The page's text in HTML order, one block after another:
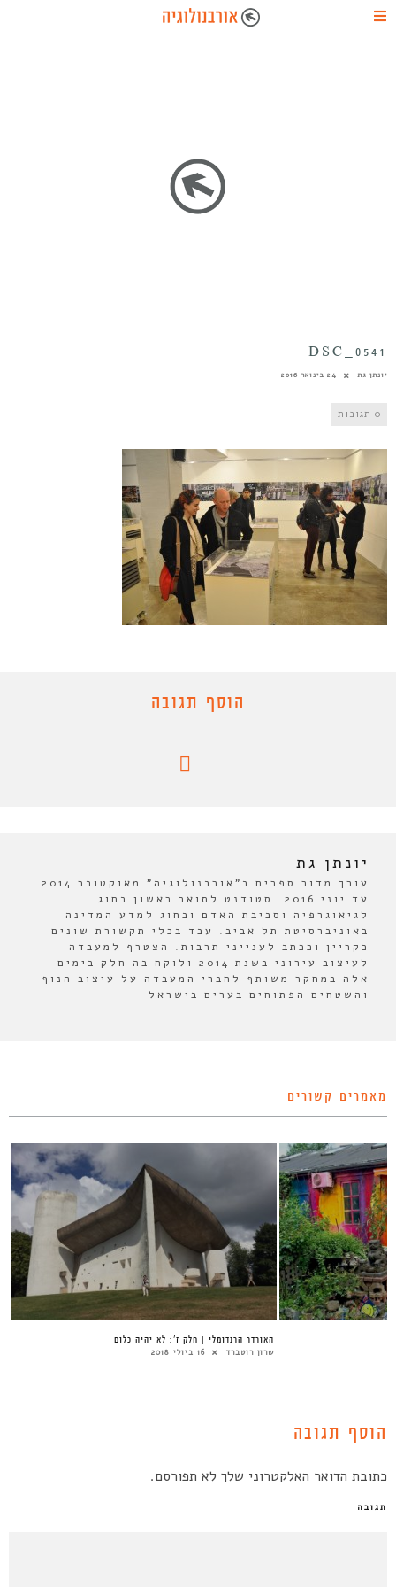
DSC_0541
יונתן גת 24 בינואר 2016
0 תגובות
הוסף תגובה
יונתן גת
עורך מדור ספרים ב"אורבנולוגיה" מאוקטובר 2014
עד יוני 2016. סטודנט לתואר ראשון בחוג
לגיאוגרפיה וסביבת האדם ובחוג למדע המדינה
באוניברסיטת תל אביב. עבד בכלי תקשורת שונים
כקריין וככתב לענייני תרבות. הצטרף למעבדה
לעיצוב עירוני בשנת 2014 ולוקח בה חלק בימים
אלה במחקר משותף לחברי המעבדה על עיצוב הנוף
והשטחים הפתוחים בערים בישראל
מאמרים קשורים
האורדר הרנדומלי | חלק ז’: לא יהיה כלום
שרון רוטברד 16 ביולי 2018
הוסף תגובה
כתובת הדואר האלקטרוני שלך לא תפורסם.
תגובה